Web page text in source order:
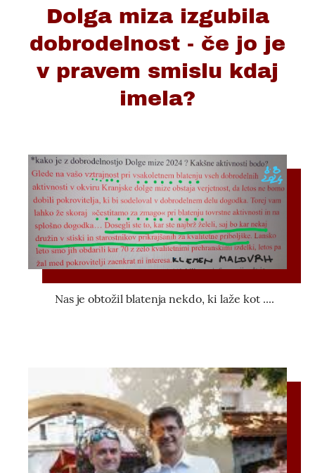
Dolga miza izgubila
dobrodelnost - če jo je
v pravem smislu kdaj
imela?
Nas je obtožil blatenja nekdo, ki laže kot ....